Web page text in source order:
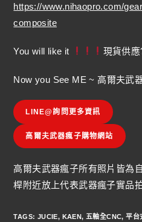
https://www.nihaopro.com/
composite
You will like it 現貨供應
Now you See ME ~ 高爾夫武
LINE@詢問更多資訊
高爾夫武器瘋子購物網站
高爾夫武器瘋子所有照片皆為
桿附近放上代表武器瘋子實品
TAGS: JUCIE, KAEN, 五軸全CNC, 平台